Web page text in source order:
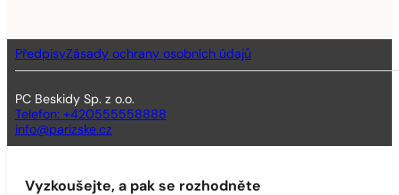
PředpisyZásady ochrany osobních údajů
PC Beskidy Sp. z o.o.
Telefon: +420555558888
info@parizske.cz
Vyzkoušejte, a pak se rozhodněte